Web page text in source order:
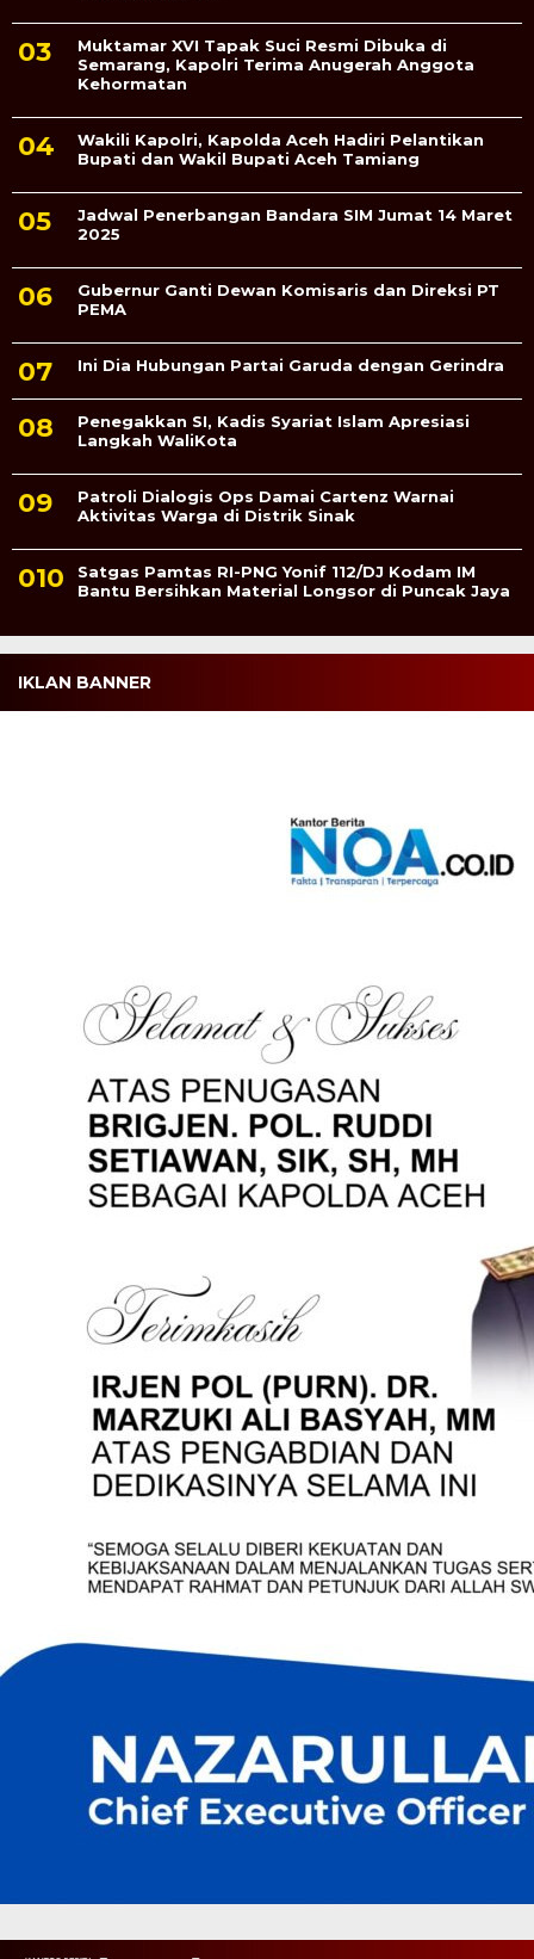
Muktamar XVI Tapak Suci Resmi Dibuka di
Semarang, Kapolri Terima Anugerah Anggota
Kehormatan
Wakili Kapolri, Kapolda Aceh Hadiri Pelantikan
Bupati dan Wakil Bupati Aceh Tamiang
Jadwal Penerbangan Bandara SIM Jumat 14 Maret
2025
Gubernur Ganti Dewan Komisaris dan Direksi PT
PEMA
Ini Dia Hubungan Partai Garuda dengan Gerindra
Penegakkan SI, Kadis Syariat Islam Apresiasi
Langkah WaliKota
Patroli Dialogis Ops Damai Cartenz Warnai
Aktivitas Warga di Distrik Sinak
Satgas Pamtas RI-PNG Yonif 112/DJ Kodam IM
Bantu Bersihkan Material Longsor di Puncak Jaya
IKLAN BANNER